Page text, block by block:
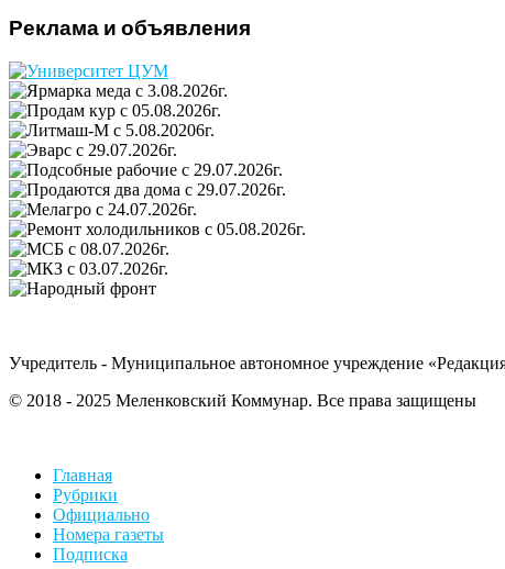
Реклама и объявления
Учредитель - Муниципальное автономное учреждение
© 2018 - 2025 Меленковский Коммунар. Все права защищены
Главная
Рубрики
Официально
Номера газеты
Подписка